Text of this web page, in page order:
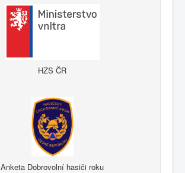
HZS ČR
Anketa Dobrovolní hasiči roku